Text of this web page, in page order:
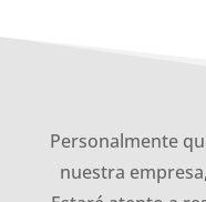
Personalmente
nuestra